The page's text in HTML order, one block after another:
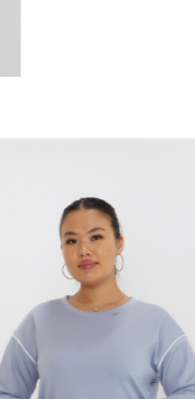
elegante y diseños de
todas las edades y
comodidad y
la pieza favorita de
¿Donde se utiliza?
Las sudaderas se
salidas informales con
sudadera se han
entornos de negocios
puede utilizar